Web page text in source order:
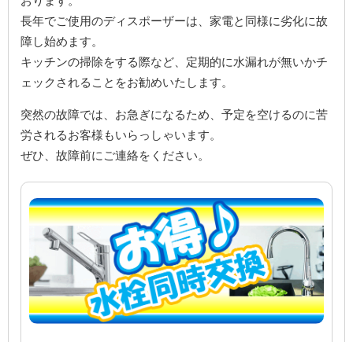
長年でご使用のディスポーザーは、家電と同様に劣化に故
障し始めます。
キッチンの掃除をする際など、定期的に水漏れが無いかチ
ェックされることをお勧めいたします。
突然の故障では、お急ぎになるため、予定を空けるのに苦
労されるお客様もいらっしゃいます。
ぜひ、故障前にご連絡をください。